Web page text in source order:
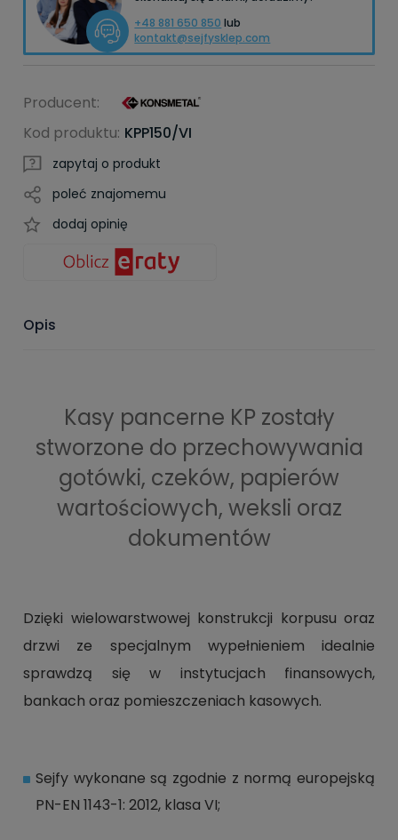
+48 881 650 850 lub
kontakt@sejfysklep.com
Producent:
Kod produktu: KPP150/VI
zapytaj o produkt
poleć znajomemu
dodaj opinię
Opis
Kasy pancerne KP zostały
stworzone do przechowywania
gotówki, czeków, papierów
wartościowych, weksli oraz
dokumentów
Dzięki wielowarstwowej konstrukcji korpusu oraz
drzwi ze specjalnym wypełnieniem idealnie
sprawdzą się w instytucjach finansowych,
bankach oraz pomieszczeniach kasowych.
Sejfy wykonane są zgodnie z normą europejską
PN-EN 1143-1: 2012, klasa VI;